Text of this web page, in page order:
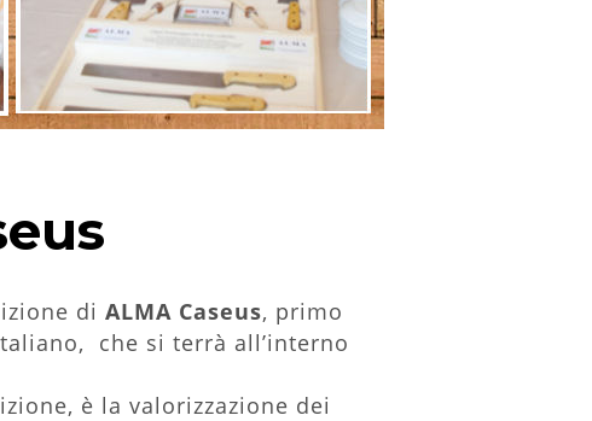
di ALMA Caseus, primo
che si terrà all’interno
è la valorizzazione dei